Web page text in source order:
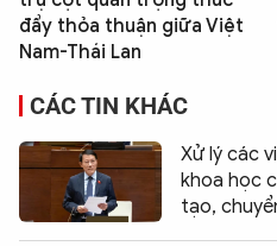
đẩy thỏa thuận giữa Việt
Nam-Thái Lan
CÁC TIN KHÁC
Xử lý các
khoa học
tạo,